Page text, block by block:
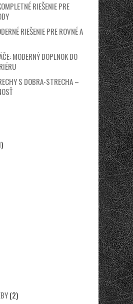
RIEŠENIE PRE
RIEŠENIE PRE ROVNÉ A
MODERNÝ DOPLNOK DO
S DOBRA-STRECHA –
(2)